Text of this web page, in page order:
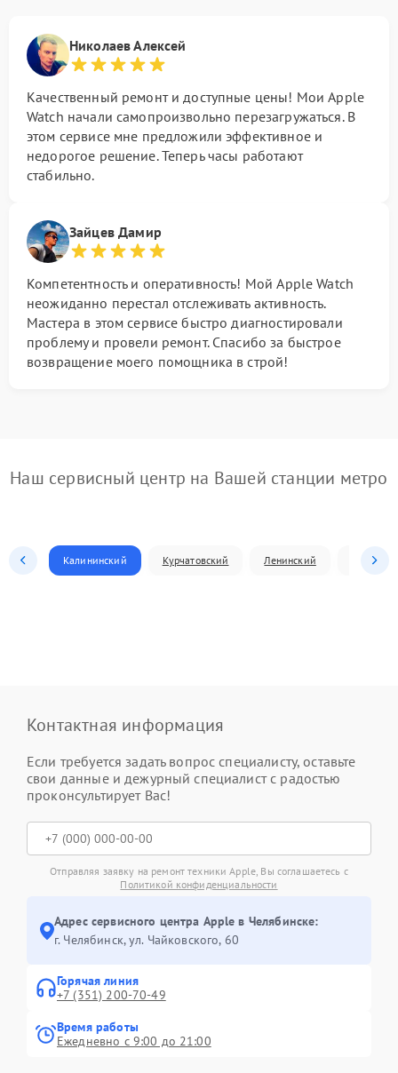
Николаев Алексей
Качественный ремонт и доступные цены! Мои Apple
Watch начали самопроизвольно перезагружаться. В
этом сервисе мне предложили эффективное и
недорогое решение. Теперь часы работают
стабильно.
Зайцев Дамир
Компетентность и оперативность! Мой Apple Watch
неожиданно перестал отслеживать активность.
Мастера в этом сервисе быстро диагностировали
проблему и провели ремонт. Спасибо за быстрое
возвращение моего помощника в строй!
Наш сервисный центр на Вашей станции метро
Калининский Курчатовский Ленинский
Контактная информация
Если требуется задать вопрос специалисту, оставьте
свои данные и дежурный специалист с радостью
проконсультирует Вас!
Отправляя заявку на ремонт техники Apple, Вы соглашаетесь с
Политикой конфиденциальности
Адрес сервисного центра Apple в Челябинске:
г. Челябинск, ул. Чайковского, 60
Горячая линия
+7 (351) 200-70-49
Время работы
Ежедневно с 9:00 до 21:00